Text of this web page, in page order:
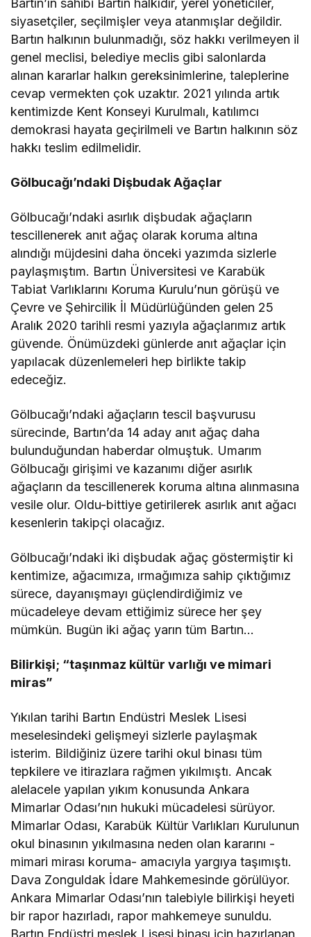
Bartın’ın sahibi Bartın halkıdır, yerel yöneticiler,
siyasetçiler, seçilmişler veya atanmışlar değildir.
Bartın halkının bulunmadığı, söz hakkı verilmeyen il
genel meclisi, belediye meclis gibi salonlarda
alınan kararlar halkın gereksinimlerine, taleplerine
cevap vermekten çok uzaktır. 2021 yılında artık
kentimizde Kent Konseyi Kurulmalı, katılımcı
demokrasi hayata geçirilmeli ve Bartın halkının söz
hakkı teslim edilmelidir.
Gölbucağı’ndaki Dişbudak Ağaçlar
Gölbucağı’ndaki asırlık dişbudak ağaçların
tescillenerek anıt ağaç olarak koruma altına
alındığı müjdesini daha önceki yazımda sizlerle
paylaşmıştım. Bartın Üniversitesi ve Karabük
Tabiat Varlıklarını Koruma Kurulu’nun görüşü ve
Çevre ve Şehircilik İl Müdürlüğünden gelen 25
Aralık 2020 tarihli resmi yazıyla ağaçlarımız artık
güvende. Önümüzdeki günlerde anıt ağaçlar için
yapılacak düzenlemeleri hep birlikte takip
edeceğiz.
Gölbucağı’ndaki ağaçların tescil başvurusu
sürecinde, Bartın’da 14 aday anıt ağaç daha
bulunduğundan haberdar olmuştuk. Umarım
Gölbucağı girişimi ve kazanımı diğer asırlık
ağaçların da tescillenerek koruma altına alınmasına
vesile olur. Oldu-bittiye getirilerek asırlık anıt ağacı
kesenlerin takipçi olacağız.
Gölbucağı’ndaki iki dişbudak ağaç göstermiştir ki
kentimize, ağacımıza, ırmağımıza sahip çıktığımız
sürece, dayanışmayı güçlendirdiğimiz ve
mücadeleye devam ettiğimiz sürece her şey
mümkün. Bugün iki ağaç yarın tüm Bartın…
Bilirkişi; “taşınmaz kültür varlığı ve mimari
miras”
Yıkılan tarihi Bartın Endüstri Meslek Lisesi
meselesindeki gelişmeyi sizlerle paylaşmak
isterim. Bildiğiniz üzere tarihi okul binası tüm
tepkilere ve itirazlara rağmen yıkılmıştı. Ancak
alelacele yapılan yıkım konusunda Ankara
Mimarlar Odası’nın hukuki mücadelesi sürüyor.
Mimarlar Odası, Karabük Kültür Varlıkları Kurulunun
okul binasının yıkılmasına neden olan kararını -
mimari mirası koruma- amacıyla yargıya taşımıştı.
Dava Zonguldak İdare Mahkemesinde görülüyor.
Ankara Mimarlar Odası’nın talebiyle bilirkişi heyeti
bir rapor hazırladı, rapor mahkemeye sunuldu.